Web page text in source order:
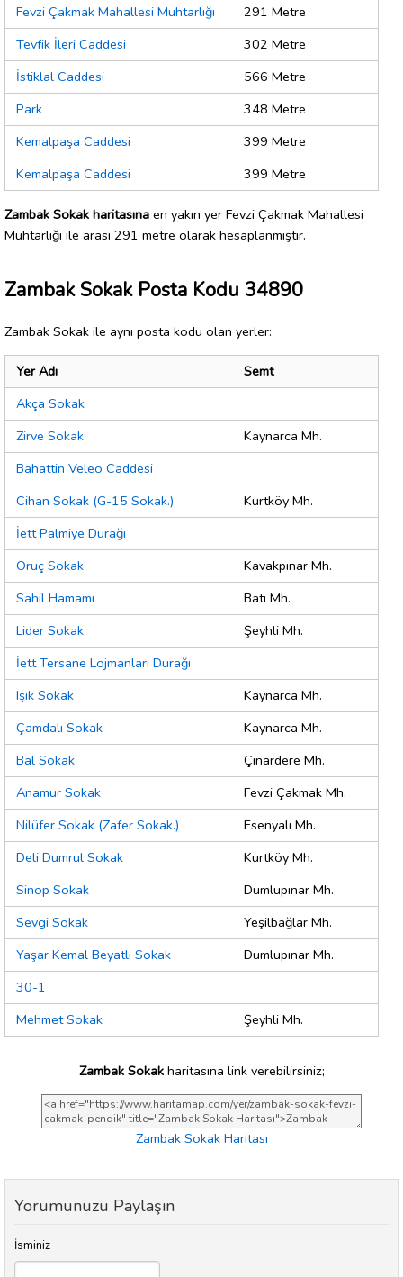
Fevzi Çakmak Mahallesi Muhtarlığı
291 Metre
Tevfik İleri Caddesi
302 Metre
İstiklal Caddesi
566 Metre
Park
348 Metre
Kemalpaşa Caddesi
399 Metre
Kemalpaşa Caddesi
399 Metre
Zambak Sokak haritasına en yakın yer Fevzi Çakmak Mahallesi
Muhtarlığı ile arası 291 metre olarak hesaplanmıştır.
Zambak Sokak Posta Kodu 34890
Zambak Sokak ile aynı posta kodu olan yerler:
Yer Adı
Semt
Akça Sokak
Zirve Sokak
Kaynarca Mh.
Bahattin Veleo Caddesi
Cihan Sokak (G-15 Sokak.)
Kurtköy Mh.
İett Palmiye Durağı
Oruç Sokak
Kavakpınar Mh.
Sahil Hamamı
Batı Mh.
Lider Sokak
Şeyhli Mh.
İett Tersane Lojmanları Durağı
Işık Sokak
Kaynarca Mh.
Çamdalı Sokak
Kaynarca Mh.
Bal Sokak
Çınardere Mh.
Anamur Sokak
Fevzi Çakmak Mh.
Nilüfer Sokak (Zafer Sokak.)
Esenyalı Mh.
Deli Dumrul Sokak
Kurtköy Mh.
Sinop Sokak
Dumlupınar Mh.
Sevgi Sokak
Yeşilbağlar Mh.
Yaşar Kemal Beyatlı Sokak
Dumlupınar Mh.
30-1
Mehmet Sokak
Şeyhli Mh.
Zambak Sokakharitasına link verebilirsiniz;
Zambak Sokak Haritası
Yorumunuzu Paylaşın
İsminiz